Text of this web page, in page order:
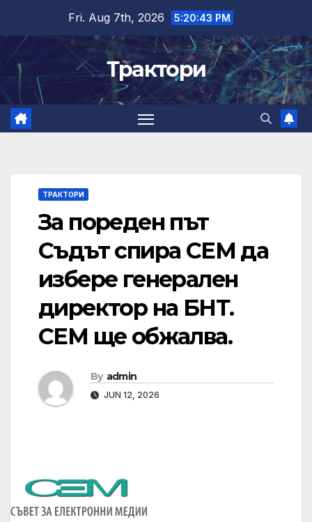
content
Fri. Aug 7th, 2026 5:20:44 PM
Трактори
ТРАКТОРИ
За пореден път
Съдът спира СЕМ да
избере генерален
директор на БНТ.
СЕМ ще обжалва.
By admin
JUN 12, 2026